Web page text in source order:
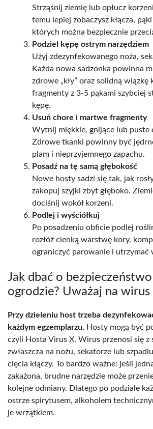
Strząśnij ziemię lub opłucz
temu lepiej zobaczysz kłącza,
których można bezpiecznie
Podziel kępę ostrym narzędziem
Użyj zdezynfekowanego noża,
Każda nowa sadzonka powinna
zdrowe „kły” oraz solidną wiązkę
fragmenty z 3-5 pąkami szybciej
kępę.
Usuń chore i martwe fragmenty
Wytnij miękkie, gnijące lub puste
Zdrowe tkanki powinny być
plam i nieprzyjemnego zapachu.
Posadź na tę samą głębokość
Nowe hosty sadzi się tak, jak
zakopuj szyjki zbyt głęboko.
dociśnij wokół korzeni.
Podlej i wyściółkuj
Po posadzeniu obficie podlej
rozłóż cienką warstwę kory,
ograniczyć parowanie i utrzymać
Jak dbać o
ogrodzie? Uważaj na wirus
Przy dzieleniu host trzeba
każdym egzemplarzu. Hosty mogą być
czyli Hosta Virus X. Wirus przenosi się z
zwłaszcza na nożu, sekatorze lub
cięcia kłączy. To bardzo ważne: jeśli
zakażona, brudne narzędzie może
kolejne odmiany. Dlatego po podziale
ostrze spirytusem, alkoholem
je wrzątkiem.